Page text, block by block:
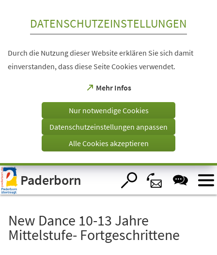
Visuelle
Assistenzsoftware
öffnen.
DATENSCHUTZEINSTELLUNGEN
Durch die Nutzung dieser Website erklären Sie sich damit
einverstanden, dass diese Seite Cookies verwendet.
Mehr Infos
(Öffnet
einem
Tab)
Nur notwendige Cookies
Datenschutzeinstellungen anpassen
Alle Cookies akzeptieren
Paderborn
New Dance 10-13 Jahre
Mittelstufe- Fortgeschrittene